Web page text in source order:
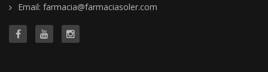
Email: farmacia@farmaciasoler.com